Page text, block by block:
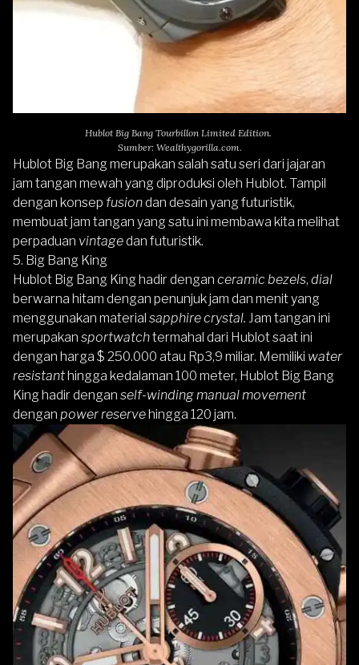
Hublot Big Bang Tourbillon Limited Edition.
Sumber: Wealthygorilla.com.
Hublot Big Bang merupakan salah satu seri dari jajaran
jam tangan mewah yang diproduksi oleh Hublot. Tampil
dengan konsep fusiondan desain yang futuristik,
membuat jam tangan yang satu ini membawa kita melihat
perpaduan vintagedan futuristik.
5. Big Bang King
Hublot Big Bang King hadir dengan ceramic bezels, dial
berwarna hitam dengan penunjuk jam dan menit yang
menggunakan material sapphire crystal. Jam tangan ini
merupakan sportwatchtermahal dari Hublot saat ini
dengan harga $ 250.000 atau Rp3,9 miliar. Memiliki water
resistanthingga kedalaman 100 meter, Hublot Big Bang
King hadir dengan self-winding manual movement
dengan power reservehingga 120 jam.